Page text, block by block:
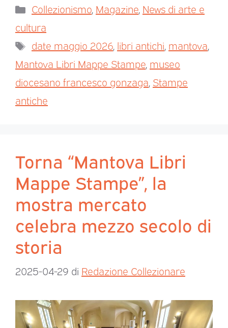
Collezionismo Magazine News di arte e
cultura
date maggio 2026 libri antichi mantova
Mantova Libri Mappe Stampe museo
diocesano francesco gonzaga Stampe
antiche
Torna “Mantova Libri
Mappe Stampe”, la
mostra mercato
celebra mezzo secolo di
storia
2025-04-29 di Redazione Collezionare